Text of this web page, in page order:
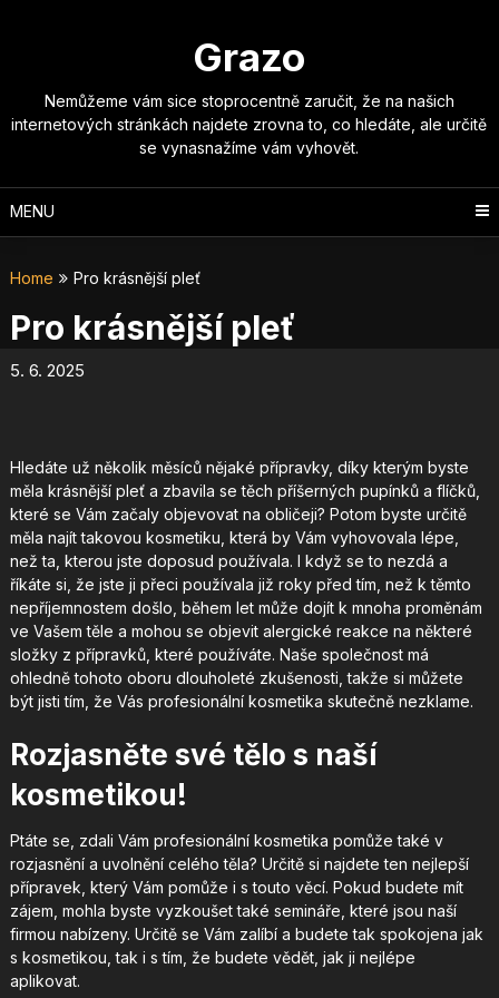
Grazo
Nemůžeme vám sice stoprocentně zaručit, že na našich
internetových stránkách najdete zrovna to, co hledáte, ale určitě
se vynasnažíme vám vyhovět.
MENU
Home Pro krásnější pleť
Pro krásnější pleť
5. 6. 2025
Hledáte už několik měsíců nějaké přípravky, díky kterým byste
měla krásnější pleť a zbavila se těch příšerných pupínků a flíčků,
které se Vám začaly objevovat na obličeji? Potom byste určitě
měla najít takovou kosmetiku, která by Vám vyhovovala lépe,
než ta, kterou jste doposud používala. I když se to nezdá a
říkáte si, že jste ji přeci používala již roky před tím, než k těmto
nepříjemnostem došlo, během let může dojít k mnoha proměnám
ve Vašem těle a mohou se objevit alergické reakce na některé
složky z přípravků, které používáte. Naše společnost má
ohledně tohoto oboru dlouholeté zkušenosti, takže si můžete
být jisti tím, že Vás profesionální kosmetika skutečně nezklame.
Rozjasněte své tělo s naší
kosmetikou!
Ptáte se, zdali Vám profesionální kosmetika pomůže také v
rozjasnění a uvolnění celého těla? Určitě si najdete ten nejlepší
přípravek, který Vám pomůže i s touto věcí. Pokud budete mít
zájem, mohla byste vyzkoušet také semináře, které jsou naší
firmou nabízeny. Určitě se Vám zalíbí a budete tak spokojena jak
s kosmetikou, tak i s tím, že budete vědět, jak ji nejlépe
aplikovat.